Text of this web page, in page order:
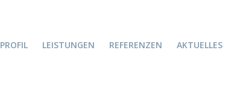
PROFIL LEISTUNGEN REFERENZEN AKTUELLES